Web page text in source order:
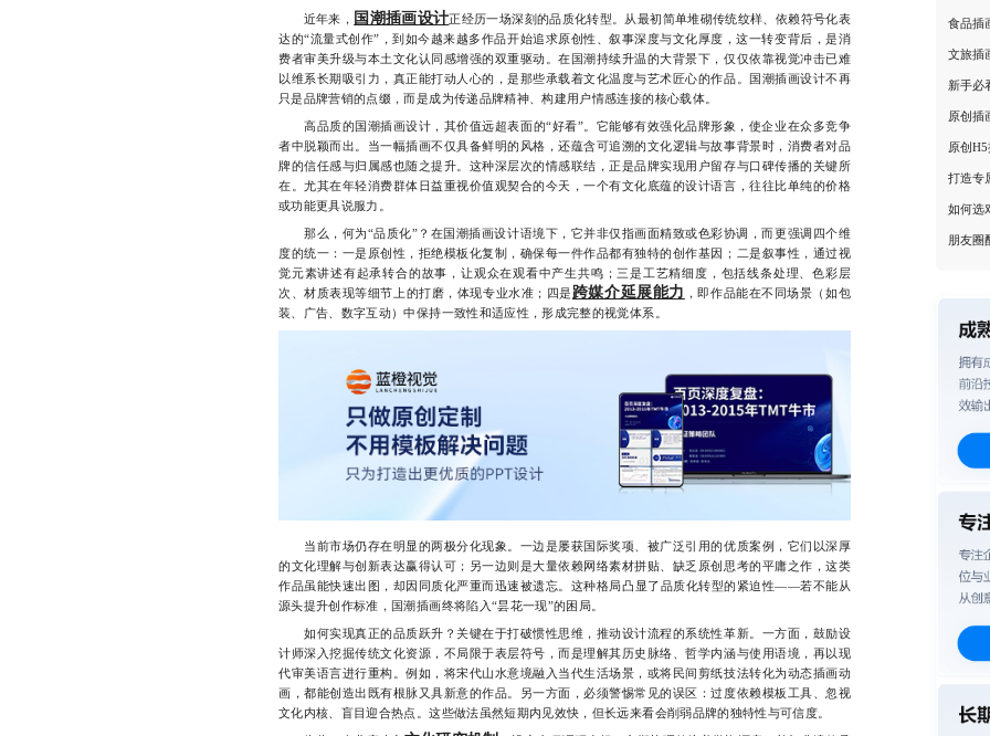
近年来， 国潮插画设计正经历一场深刻的品质化转型。从最初简单堆砌传统纹样、依赖符号化表
达的“流量式创作”，到如今越来越多作品开始追求原创性、叙事深度与文化厚度，这一转变背后，是消
费者审美升级与本土文化认同感增强的双重驱动。在国潮持续升温的大背景下，仅仅依靠视觉冲击已难
以维系长期吸引力，真正能打动人心的，是那些承载着文化温度与艺术匠心的作品。国潮插画设计不再
只是品牌营销的点缀，而是成为传递品牌精神、构建用户情感连接的核心载体。
高品质的国潮插画设计，其价值远超表面的“好看”。它能够有效强化品牌形象，使企业在众多竞争
者中脱颖而出。当一幅插画不仅具备鲜明的风格，还蕴含可追溯的文化逻辑与故事背景时，消费者对品
牌的信任感与归属感也随之提升。这种深层次的情感联结，正是品牌实现用户留存与口碑传播的关键所
在。尤其在年轻消费群体日益重视价值观契合的今天，一个有文化底蕴的设计语言，往往比单纯的价格
或功能更具说服力。
那么，何为“品质化”？在国潮插画设计语境下，它并非仅指画面精致或色彩协调，而更强调四个维
度的统一：一是原创性，拒绝模板化复制，确保每一件作品都有独特的创作基因；二是叙事性，通过视
觉元素讲述有起承转合的故事，让观众在观看中产生共鸣；三是工艺精细度，包括线条处理、色彩层
次、材质表现等细节上的打磨，体现专业水准；四是跨媒介延展能力 ，即作品能在不同场景（如包
装、广告、数字互动）中保持一致性和适应性，形成完整的视觉体系。
当前市场仍存在明显的两极分化现象。一边是屡获国际奖项、被广泛引用的优质案例，它们以深厚
的文化理解与创新表达赢得认可；另一边则是大量依赖网络素材拼贴、缺乏原创思考的平庸之作，这类
作品虽能快速出图，却因同质化严重而迅速被遗忘。这种格局凸显了品质化转型的紧迫性——若不能从
源头提升创作标准，国潮插画终将陷入“昙花一现”的困局。
如何实现真正的品质跃升？关键在于打破惯性思维，推动设计流程的系统性革新。一方面，鼓励设
计师深入挖掘传统文化资源，不局限于表层符号，而是理解其历史脉络、哲学内涵与使用语境，再以现
代审美语言进行重构。例如，将宋代山水意境融入当代生活场景，或将民间剪纸技法转化为动态插画动
画，都能创造出既有根脉又具新意的作品。另一方面，必须警惕常见的误区：过度依赖模板工具、忽视
文化内核、盲目迎合热点。这些做法虽然短期内见效快，但长远来看会削弱品牌的独特性与可信度。
食品插
文旅插
新手必
原创插
原创
打造专
如何选
朋友圈